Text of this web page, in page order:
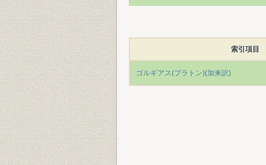
索引項目
ゴルギアス(プラトン)(加来訳)